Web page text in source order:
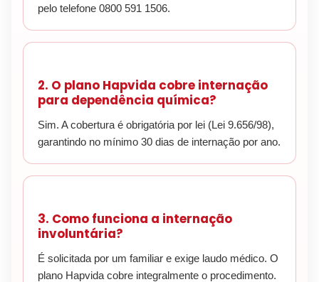
pelo telefone 0800 591 1506.
2. O plano Hapvida cobre internação
para dependência química?
Sim. A cobertura é obrigatória por lei (Lei 9.656/98),
garantindo no mínimo 30 dias de internação por ano.
3. Como funciona a internação
involuntária?
É solicitada por um familiar e exige laudo médico. O
plano Hapvida cobre integralmente o procedimento.